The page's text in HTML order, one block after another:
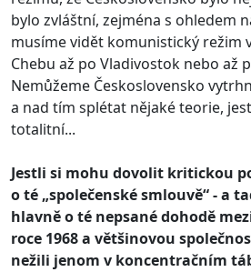
bylo zvláštní, zejména s ohledem
musíme vidět komunistický režim
Chebu až po Vladivostok nebo až
Nemůžeme Československo
a nad tím splétat nějaké teorie,
totalitní...
Jestli si mohu dovolit kritickou
o té „společenské smlouvě“ - a
hlavně o té nepsané dohodě
roce 1968 a většinovou
nežili jenom v koncentračním